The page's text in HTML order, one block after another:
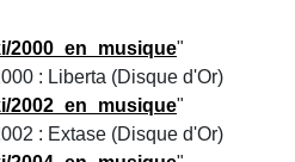
2000_en_musique"
: Liberta (Disque d'Or)
2002_en_musique"
: Extase (Disque d'Or)